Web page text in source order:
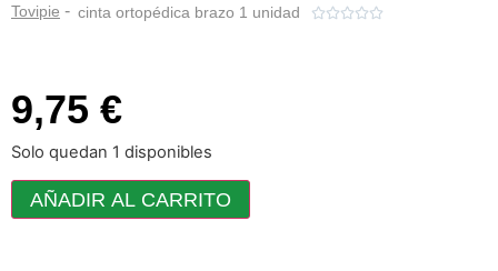
Tovipie - cinta ortopédica brazo 1 unidad 
9,75 €
Solo quedan 1 disponibles
AÑADIR AL CARRITO